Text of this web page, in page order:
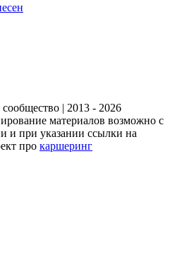
| 2013 - 2026
материалов возможно с
и при указании ссылки на
про каршеринг